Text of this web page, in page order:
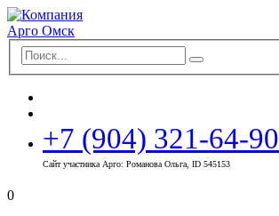
+7 (904) 321-64-90
Сайт участника Арго: Романова Ольга, ID 545153
0